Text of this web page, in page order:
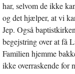
har, selvom de ikke
og det hjælper, at vi
Jep. Også
begejstring over at få
Familien hjemme
ikke overraskende for